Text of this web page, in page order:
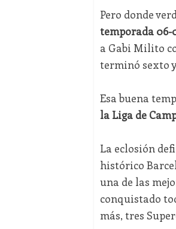
Pero donde
temporada 06-
a Gabi Milito
terminó sexto
Esa buena
la Liga de
La eclosión
histórico
una de las
conquistado
más, tres